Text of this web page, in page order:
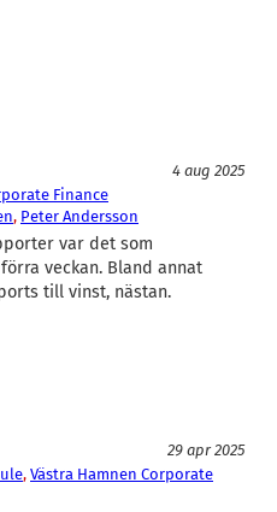
4 aug 2025
Finance
, Peter Andersson
var det som
veckan. Bland annat
till vinst, nästan.
29 apr 2025
, Västra Hamnen Corporate